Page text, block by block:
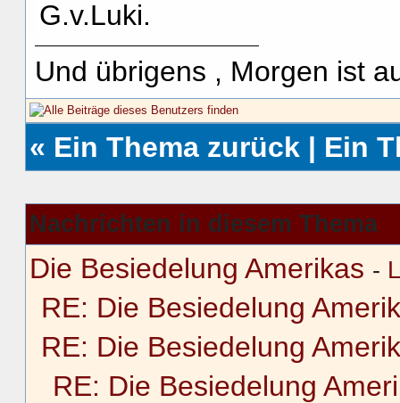
G.v.Luki.
Und übrigens , Morgen ist
« Ein Thema zurück | Ein
Nachrichten in diesem Thema
Die Besiedelung Amerikas -
RE: Die Besiedelung
RE: Die Besiedelung
RE: Die Besiedelung